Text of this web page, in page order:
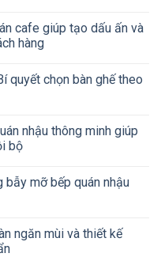
cafe giúp tạo dấu ấn và
hàng
quyết chọn bàn ghế theo
nhậu thông minh giúp
bộ
mỡ bếp quán nhậu
ngăn mùi và thiết kế